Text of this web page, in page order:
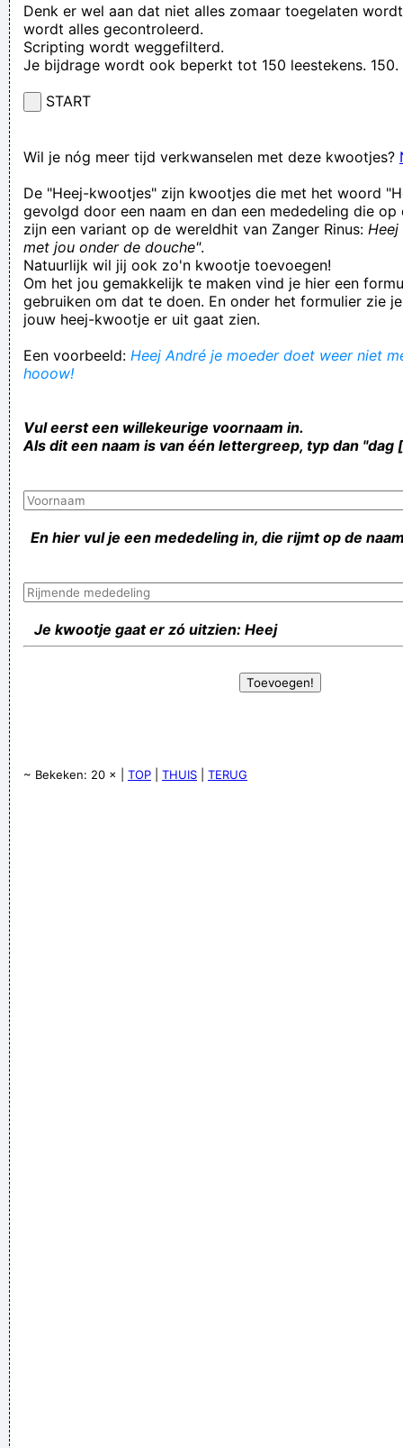
Denk er wel aan dat niet alles zomaar toegelaten
wordt alles gecontroleerd.
Scripting wordt weggefilterd.
Je bijdrage wordt ook beperkt tot 150 leestekens. 150.
START
Wil je nóg meer tijd verkwanselen met deze kwootjes?
De "Heej-kwootjes" zijn kwootjes die met het woord
gevolgd door een naam en dan een mededeling die op
zijn een variant op de wereldhit van Zanger Rinus:
met jou onder de douche".
Natuurlijk wil jij ook zo'n kwootje toevoegen!
Om het jou gemakkelijk te maken vind je hier een
gebruiken om dat te doen. En onder het formulier zie
jouw heej-kwootje er uit gaat zien.
Een voorbeeld: Heej André je moeder doet weer niet
hooow!
Vul eerst een willekeurige voornaam in.
Als dit een naam is van één lettergreep, typ dan "dag
En hier vul je een mededeling in, die rijmt op de
Je kwootje gaat er zó uitzien: Heej
~ Bekeken: 20 × | TOP THUIS TERUG